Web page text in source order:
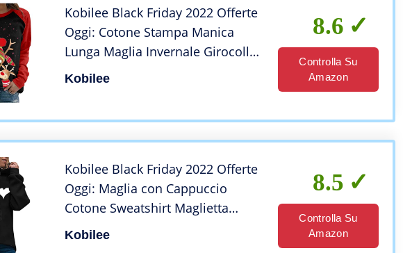
Kobilee Black Friday 2022 Offerte
Oggi: Cotone Stampa Manica
Lunga Maglia Invernale Girocollo
Senza Cappuccio Maglione
Kobilee
8.6
Controlla Su
Amazon
Kobilee Black Friday 2022 Offerte
Oggi: Maglia con Cappuccio
Cotone Sweatshirt Maglietta
Curvy Elegante Hoodie Felpa
Kobilee
8.5
Controlla Su
Amazon